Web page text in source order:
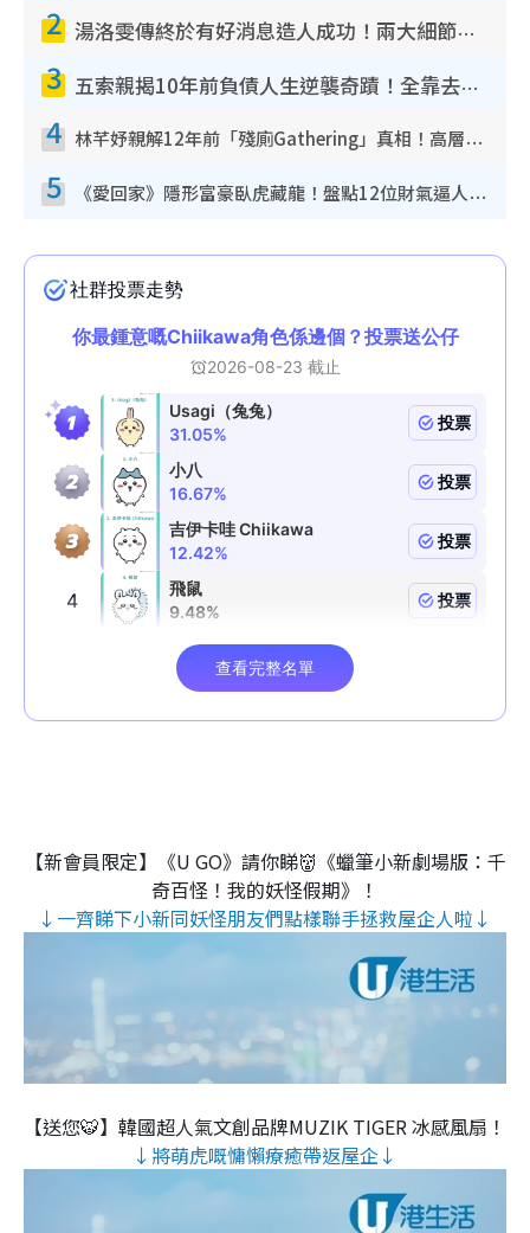
2 湯洛雯傳終於有好消息造人成功！兩大細節曝孕味極濃惹猜測：大肚婆先會咁！
3 五索親揭10年前負債人生逆襲奇蹟！全靠去一地方轉運後即遇上馬先生
4 林芊妤親解12年前「殘廁Gathering」真相！高層解約一句話重創尊嚴至今拒返TVB
5 《愛回家》隱形富豪臥虎藏龍！盤點12位財氣逼人的有錢藝人：呢位靚女3億身家唔憂做
【新會員限定】《U GO》請你睇👹《蠟筆小新劇場版：千
奇百怪！我的妖怪假期》！
↓一齊睇下小新同妖怪朋友們點樣聯手拯救屋企人啦↓
【送您🐯】韓國超人氣文創品牌MUZIK TIGER 冰感風扇！
↓將萌虎嘅慵懶療癒帶返屋企↓